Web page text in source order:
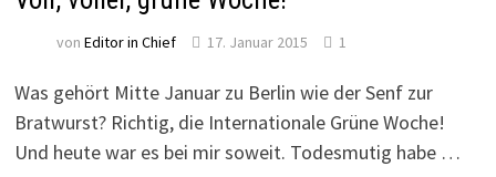
von Editor in Chief 17. Januar 2015 1
Was gehört Mitte Januar zu Berlin wie der Senf zur
Bratwurst? Richtig, die Internationale Grüne Woche!
Und heute war es bei mir soweit. Todesmutig habe …